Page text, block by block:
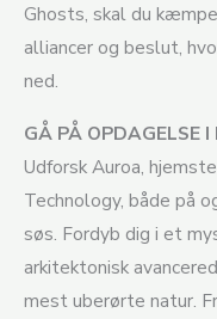
Ghosts, skal du
alliancer og beslut,
ned.
GÅ PÅ OPDAGELSE
Udforsk Auroa,
Technology, både på
søs. Fordyb dig i et
arkitektonisk
mest uberørte natur.